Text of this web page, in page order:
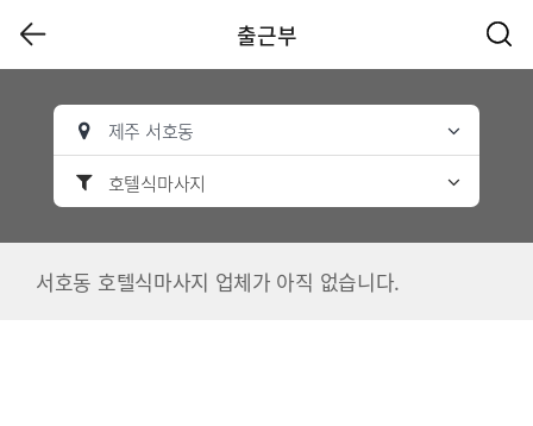
출근부
제주 서호동
호텔식마사지
서호동 호텔식마사지 업체가 아직 없습니다.